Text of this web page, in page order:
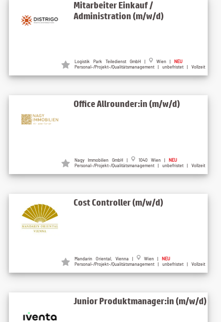
Mitarbeiter Einkauf /
Administration (m/w/d)
Logistik Park Teiledienst GmbH | Wien | NEU
Personal-/Projekt-/Qualitätsmanagement | unbefristet | Vollzeit
Office Allrounder:in (m/w/d)
Nagy Immobilien GmbH | 1040 Wien | NEU
Personal-/Projekt-/Qualitätsmanagement | unbefristet | Vollzeit
Cost Controller (m/w/d)
Mandarin Oriental, Vienna | Wien | NEU
Personal-/Projekt-/Qualitätsmanagement | unbefristet | Vollzeit
Junior Produktmanager:in (m/w/d)